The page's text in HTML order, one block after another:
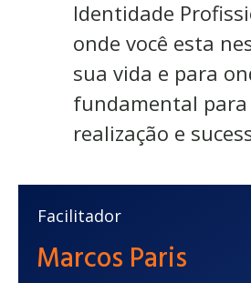
Identidade
onde você esta
sua vida e para
fundamental para
realização e
Facilitador
Marcos Paris